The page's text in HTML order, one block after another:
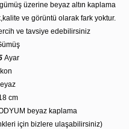
üzerine beyaz altın kaplama
ve görüntü olarak fark yoktur.
ve tavsiye edebilirsiniz
Ayar
cm
beyaz kaplama
için bizlere ulaşabilirsiniz)